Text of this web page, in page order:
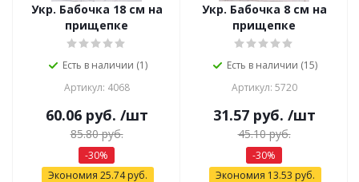
Укр. Бабочка 18 см на
прищепке
Есть в наличии (1)
Артикул: 4068
60.06руб. /шт
85.80руб.
-30%
Экономия 25.74руб.
Укр. Бабочка 8 см на
прищепке
Есть в наличии (15)
Артикул: 5720
31.57руб. /шт
45.10руб.
-30%
Экономия 13.53 руб.